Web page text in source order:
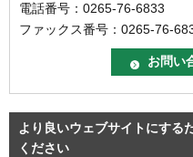
電話番号：0265-76-6833
ファックス番号：0265-76-
より良いウェブサイトにする
ください